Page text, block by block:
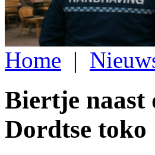
Home |
Biertje naast
Dordtse toko